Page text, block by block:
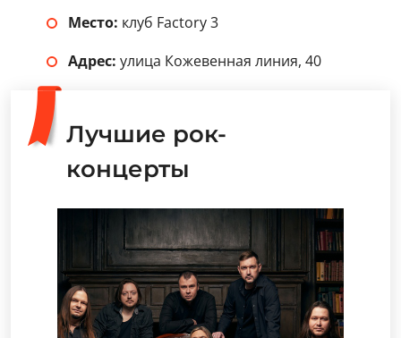
Место: клуб Factory 3
Адрес: улица Кожевенная линия, 40
Лучшие рок-
концерты